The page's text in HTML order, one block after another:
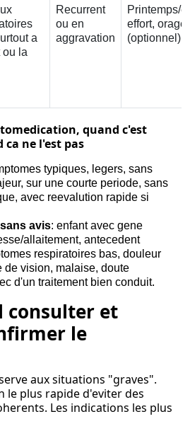
a
ou la
Recurrent
ou en
aggravation
Printemps/
effort, orage
(optionnel)
quand c'est
ne l'est pas
typiques, legers, sans
sur une courte periode, sans
avec reevalution rapide si
avis: enfant avec gene
allaitement, antecedent
respiratoires bas, douleur
de vision, malaise, doute
d'un traitement bien conduit.
consulter et
le
aux situations "graves".
le plus rapide d'eviter des
Les indications les plus